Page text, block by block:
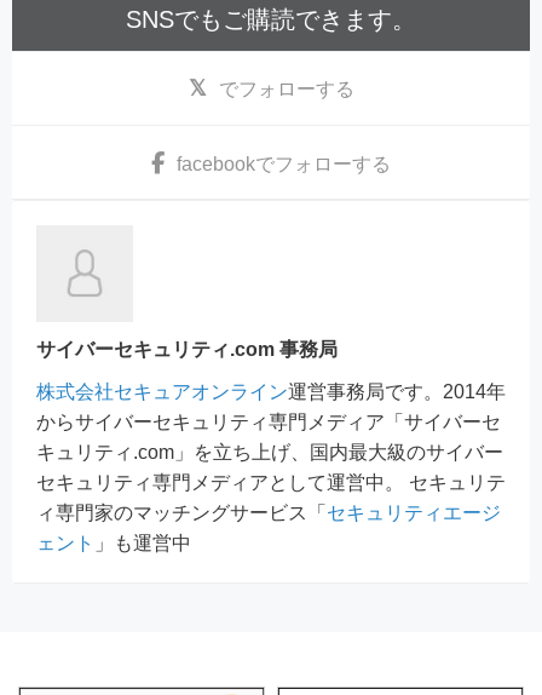
SNSでもご購読できます。
でフォローする
facebookでフォローする
サイバーセキュリティ.com 事務局
株式会社セキュアオンライン運営事務局です。2014年
からサイバーセキュリティ専門メディア「サイバーセ
キュリティ.com」を立ち上げ、国内最大級のサイバー
セキュリティ専門メディアとして運営中。 セキュリテ
ィ専門家のマッチングサービス「 セキュリティエージ
ェント 」も運営中